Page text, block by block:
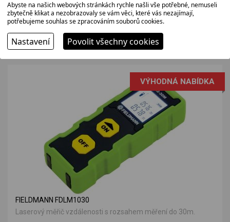
FIELDMANN FZO6011
Pohodlné pracovní rukavice u určené k práci se stroji.
164 bez DPH
199 Kč
VÝHODNÁ NABÍDKA
FIELDMANN FDLM1030
Laserový měřič vzdálenosti s rozsahem měření do 30m.
Abyste na našich webových stránkách rychle našli vše potřebné, nemuseli
zbytečně klikat a nezobrazovaly se vám věci, které vás nezajímají,
potřebujeme souhlas se zpracováním souborů cookies.
Nastavení Povolit všechny cookies